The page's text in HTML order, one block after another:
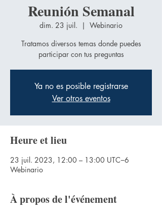
Reunión Semanal
dim. 23 juil.
  |
Webinario
Tratamos diversos temas donde puedes
participar con tus preguntas
Ya no es posible registrarse
Ver otros eventos
Heure et lieu
23 juil. 2023, 12:00 – 13:00 UTC−6
Webinario
À propos de l'événement